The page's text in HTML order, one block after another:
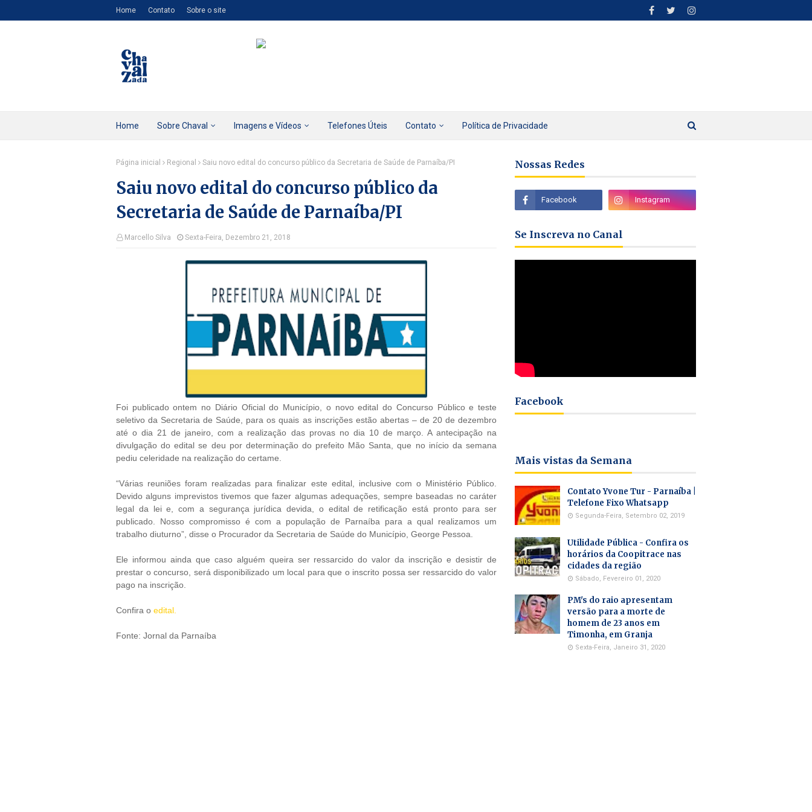
Home Contato Sobre o site
Home Sobre Chaval Imagens e Vídeos Telefones Úteis Contato Política de Privacidade
Página inicial Regional Saiu novo edital do concurso público da Secretaria de Saúde de Parnaíba/PI
Saiu novo edital do concurso público da
Secretaria de Saúde de Parnaíba/PI
Marcello Silva Sexta-Feira, Dezembro 21, 2018
Foi publicado ontem no Diário Oficial do Município, o novo edital do Concurso Público e teste
seletivo da Secretaria de Saúde, para os quais as inscrições estão abertas – de 20 de dezembro
até o dia 21 de janeiro, com a realização das provas no dia 10 de março. A antecipação na
divulgação do edital se deu por determinação do prefeito Mão Santa, que no início da semana
pediu celeridade na realização do certame.
“Várias reuniões foram realizadas para finalizar este edital, inclusive com o Ministério Público.
Devido alguns imprevistos tivemos que fazer algumas adequações, sempre baseadas no caráter
legal da lei e, com a segurança jurídica devida, o edital de retificação está pronto para ser
publicado. Nosso compromisso é com a população de Parnaíba para a qual realizamos um
trabalho diuturno”, disse o Procurador da Secretaria de Saúde do Município, George Pessoa.
Ele informou ainda que caso alguém queira ser ressarcido do valor da inscrição e desistir de
prestar o concurso, será disponibilizado um local para que o inscrito possa ser ressarcido do valor
pago na inscrição.
Confira o edital.
Fonte: Jornal da Parnaíba
Nossas Redes
Se Inscreva no Canal
Facebook
Mais vistas da Semana
Contato Yvone Tur - Parnaíba |
Telefone Fixo Whatsapp
Segunda-Feira, Setembro 02, 2019
Utilidade Pública - Confira os
horários da Coopitrace nas
cidades da região
Sábado, Fevereiro 01, 2020
PM's do raio apresentam
versão para a morte de
homem de 23 anos em
Timonha, em Granja
Sexta-Feira, Janeiro 31, 2020